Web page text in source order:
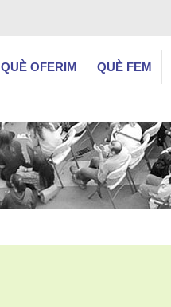
QUÈ OFERIM QUÈ FEM